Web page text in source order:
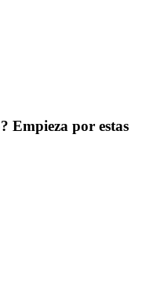
Empieza por estas